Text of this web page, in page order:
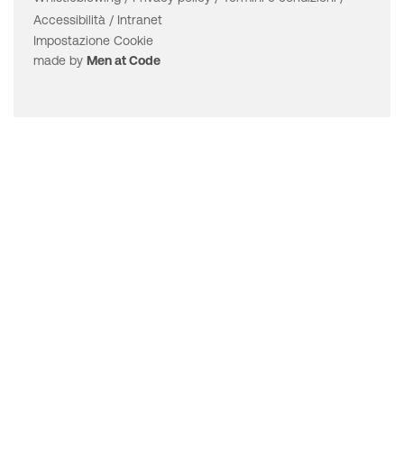
Accessibilità / Intranet
Impostazione Cookie
made byMen at Code